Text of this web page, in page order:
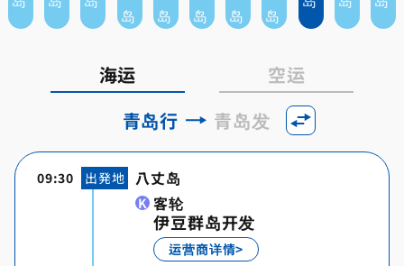
海运
空运
青岛行
青岛发
09:30 出発地
八丈岛
客轮
伊豆群岛开发
运营商详情>